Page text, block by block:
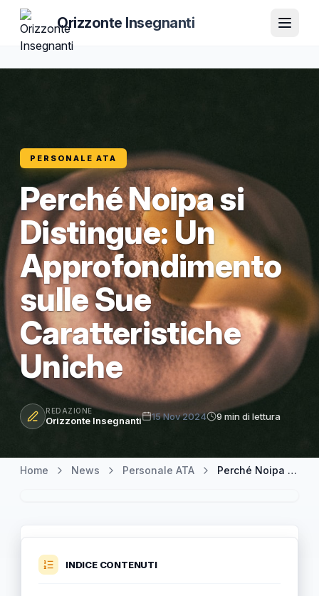
Orizzonte Insegnanti
PERSONALE ATA
Perché Noipa si
Distingue: Un
Approfondimento
sulle Sue
Caratteristiche
Uniche
REDAZIONE
Orizzonte Insegnanti 15 Nov 2024 9 min di lettura
Home News Personale ATA Perché Noipa si Distingue: Un Approfondimento sulle Sue Caratteristiche Uniche
INDICE CONTENUTI